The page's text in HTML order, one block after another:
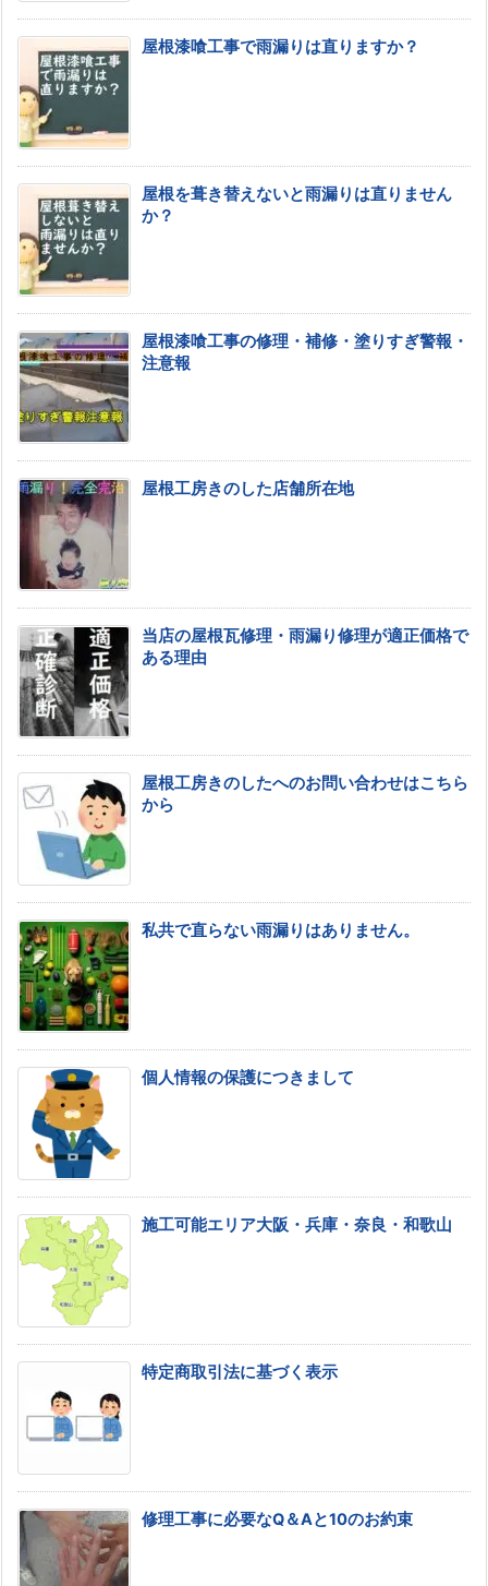
屋根漆喰工事で雨漏りは直りますか？
屋根を葺き替えないと雨漏りは直りません
か？
屋根漆喰工事の修理・補修・塗りすぎ警報・
注意報
屋根工房きのした店舗所在地
当店の屋根瓦修理・雨漏り修理が適正価格で
ある理由
屋根工房きのしたへのお問い合わせはこちら
から
私共で直らない雨漏りはありません。
個人情報の保護につきまして
施工可能エリア大阪・兵庫・奈良・和歌山
特定商取引法に基づく表示
修理工事に必要なQ＆Aと10のお約束